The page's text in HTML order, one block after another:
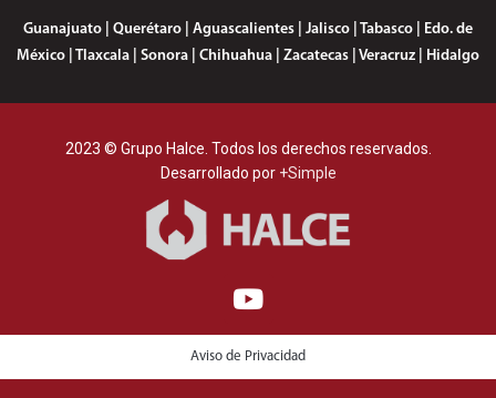
Guanajuato | Querétaro | Aguascalientes | Jalisco | Tabasco | Edo. de
México | Tlaxcala | Sonora | Chihuahua | Zacatecas | Veracruz | Hidalgo
2023 © Grupo Halce. Todos los derechos reservados.
Desarrollado por +Simple
Aviso de Privacidad